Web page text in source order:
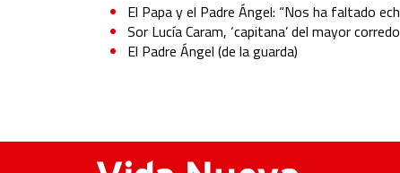
El Papa y el Padre Ángel: “Nos ha faltado
Sor Lucía Caram, ‘capitana’ del mayor
El Padre Ángel (de la guarda)